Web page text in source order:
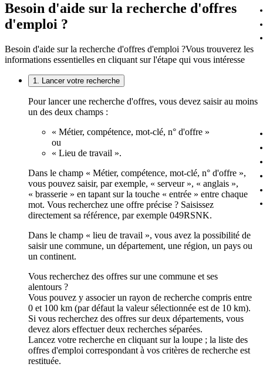
Besoin d'aide sur la recherche d'offres
d'emploi ?
Besoin d'aide sur la recherche d'offres d'emploi ?Vous trouverez les
informations essentielles en cliquant sur l'étape qui vous intéresse
1. Lancer votre recherche
Pour lancer une recherche d'offres, vous devez saisir au moins
un des deux champs :
« Métier, compétence, mot-clé, n° d'offre »
ou
« Lieu de travail ».
Dans le champ « Métier, compétence, mot-clé, n° d'offre »,
vous pouvez saisir, par exemple, « serveur », « anglais »,
« brasserie » en tapant sur la touche « entrée » entre chaque
mot. Vous recherchez une offre précise ? Saisissez
directement sa référence, par exemple 049RSNK.
Dans le champ « lieu de travail », vous avez la possibilité de
saisir une commune, un département, une région, un pays ou
un continent.
Vous recherchez des offres sur une commune et ses
alentours ?
Vous pouvez y associer un rayon de recherche compris entre
0 et 100 km (par défaut la valeur sélectionnée est de 10 km).
Si vous recherchez des offres sur deux départements, vous
devez alors effectuer deux recherches séparées.
Lancez votre recherche en cliquant sur la loupe ; la liste des
offres d'emploi correspondant à vos critères de recherche est
restituée.